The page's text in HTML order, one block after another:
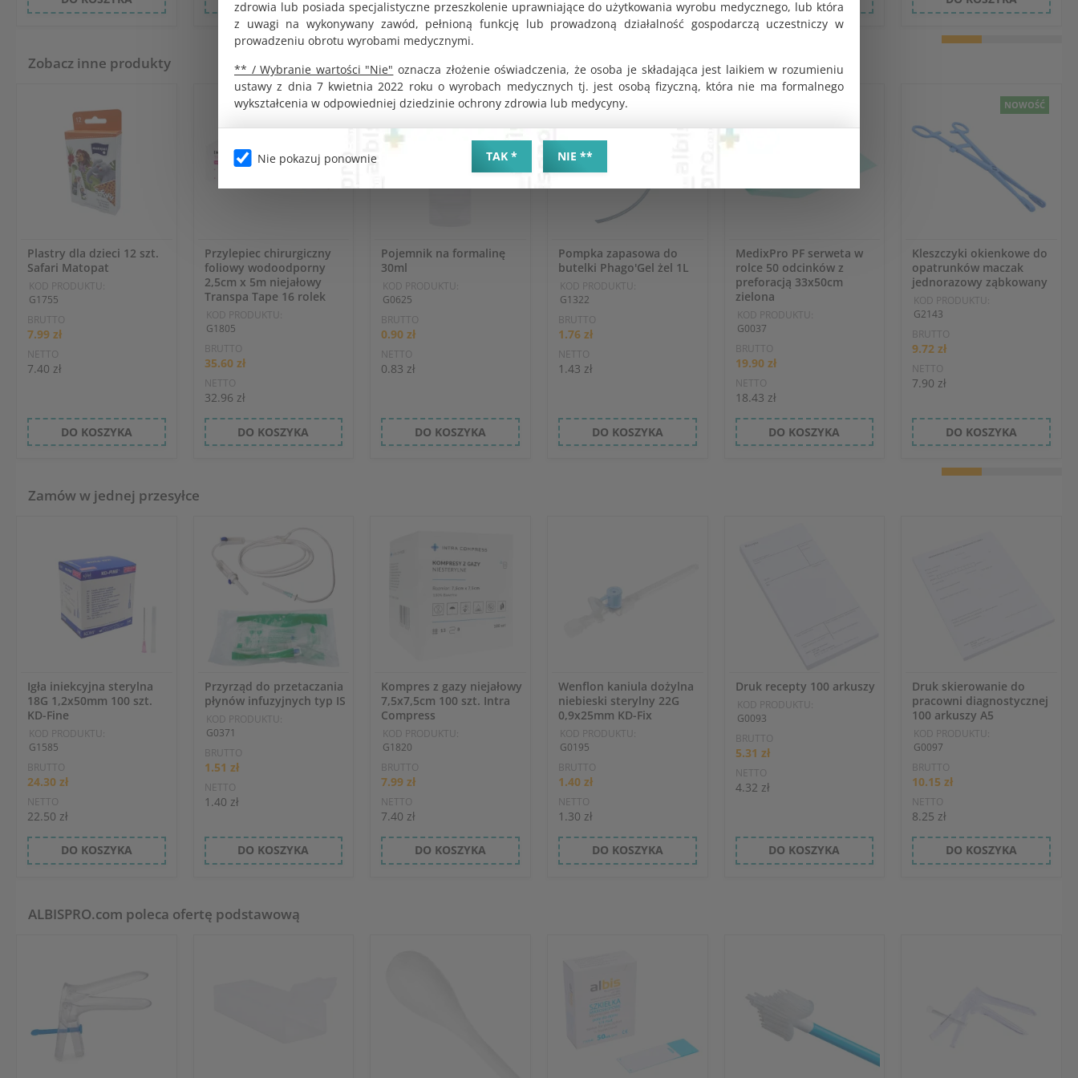
zdrowia lub posiada specjalistyczne przeszkolenie uprawniające do użytkowania wyrobu medycznego, lub która
z uwagi na wykonywany zawód, pełnioną funkcję lub prowadzoną działalność gospodarczą uczestniczy w
prowadzeniu obrotu wyrobami medycznymi.
** / Wybranie wartości "Nie" oznacza złożenie oświadczenia, że osoba je składająca jest laikiem w rozumieniu
ustawy z dnia 7 kwietnia 2022 roku o wyrobach medycznych tj. jest osobą fizyczną, która nie ma formalnego
wykształcenia w odpowiedniej dziedzinie ochrony zdrowia lub medycyny.
TAK * NIE **
Nie pokazuj ponownie
Zobacz inne produkty
Plastry dla dzieci 12 szt.
Safari Matopat
KOD PRODUKTU:
G1755
BRUTTO
7.99 zł
NETTO
7.40 zł
DO KOSZYKA
Przylepiec chirurgiczny
foliowy wodoodporny
2,5cm x 5m niejałowy
Transpa Tape 16 rolek
KOD PRODUKTU:
G1805
BRUTTO
35.60 zł
NETTO
32.96 zł
DO KOSZYKA
Pojemnik na formalinę
30ml
KOD PRODUKTU:
G0625
BRUTTO
0.90 zł
NETTO
0.83 zł
DO KOSZYKA
Pompka zapasowa do
butelki Phago'Gel żel 1L
KOD PRODUKTU:
G1322
BRUTTO
1.76 zł
NETTO
1.43 zł
DO KOSZYKA
MedixPro PF serweta w
rolce 50 odcinków z
preforacją 33x50cm
zielona
KOD PRODUKTU:
G0037
BRUTTO
19.90 zł
NETTO
18.43 zł
DO KOSZYKA
NOWOŚĆ
Kleszczyki okienkowe do
opatrunków maczak
jednorazowy ząbkowany
KOD PRODUKTU:
G2143
BRUTTO
9.72 zł
NETTO
7.90 zł
DO KOSZYKA
Zamów w jednej przesyłce
Igła iniekcyjna sterylna
18G 1,2x50mm 100 szt.
KD-Fine
KOD PRODUKTU:
G1585
BRUTTO
24.30 zł
NETTO
22.50 zł
DO KOSZYKA
Przyrząd do przetaczania
płynów infuzyjnych typ IS
KOD PRODUKTU:
G0371
BRUTTO
1.51 zł
NETTO
1.40 zł
DO KOSZYKA
Kompres z gazy niejałowy
7,5x7,5cm 100 szt. Intra
Compress
KOD PRODUKTU:
G1820
BRUTTO
7.99 zł
NETTO
7.40 zł
DO KOSZYKA
Wenflon kaniula dożylna
niebieski sterylny 22G
0,9x25mm KD-Fix
KOD PRODUKTU:
G0195
BRUTTO
1.40 zł
NETTO
1.30 zł
DO KOSZYKA
Druk recepty 100 arkuszy
KOD PRODUKTU:
G0093
BRUTTO
5.31 zł
NETTO
4.32 zł
DO KOSZYKA
Druk skierowanie do
pracowni diagnostycznej
100 arkuszy A5
KOD PRODUKTU:
G0097
BRUTTO
10.15 zł
NETTO
8.25 zł
DO KOSZYKA
ALBISPRO.com poleca ofertę podstawową